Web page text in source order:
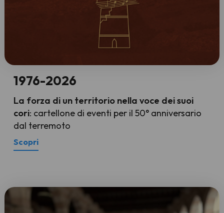
1976-2026
La forza di un territorio nella voce dei suoi
cori: cartellone di eventi per il 50° anniversario
dal terremoto
Scopri